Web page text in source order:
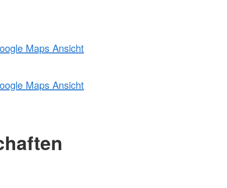
Maps Ansicht
Maps Ansicht